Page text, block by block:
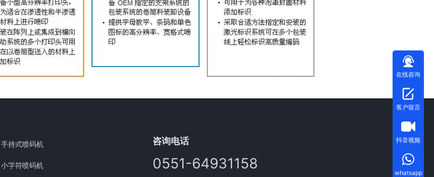
手持式喷码机
小字符喷码机
咨询电话
0551-64931158
在线咨询
客户留言
抖音视频
whatsapp